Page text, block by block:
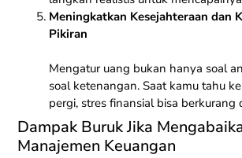
Meningkatkan Kesejahteraan dan
Pikiran
Mengatur uang bukan hanya soal
soal ketenangan. Saat kamu tahu
pergi, stres finansial bisa berkurang
Dampak Buruk Jika
Manajemen Keuangan